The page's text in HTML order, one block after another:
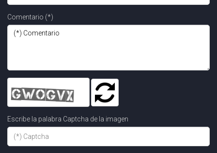
Comentario (*)
Escribe la palabra Captcha de la imagen